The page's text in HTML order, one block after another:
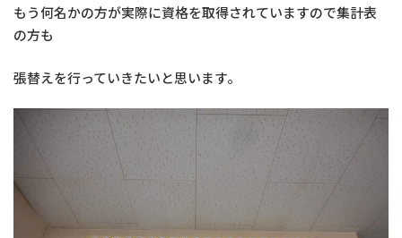
もう何名かの方が実際に資格を取得されていますので集計表
の方も
張替えを行っていきたいと思います。